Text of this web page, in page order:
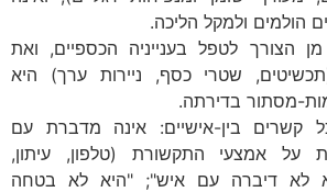
הולמים ולמקל הליכה.
הצורך לטפל בענייניה הכספיים, ואת
שטרי כסף, ניירות ערך) היא
מסתור בדירתה.
קשרים בין-אישיים: אינה מדברת עם
על אמצעי התקשורת (טלפון, עיתון,
לא דיברה עם איש"; "היא לא בטחה